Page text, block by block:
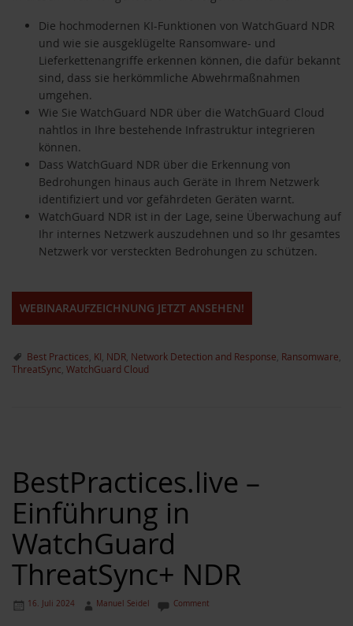
Die hochmodernen KI-Funktionen von WatchGuard NDR
und wie sie ausgeklügelte Ransomware- und
Lieferkettenangriffe erkennen können, die dafür bekannt
sind, dass sie herkömmliche Abwehrmaßnahmen
umgehen.
Wie Sie WatchGuard NDR über die WatchGuard Cloud
nahtlos in Ihre bestehende Infrastruktur integrieren
können.
Dass WatchGuard NDR über die Erkennung von
Bedrohungen hinaus auch Geräte in Ihrem Netzwerk
identifiziert und vor gefährdeten Geräten warnt.
WatchGuard NDR ist in der Lage, seine Überwachung auf
Ihr internes Netzwerk auszudehnen und so Ihr gesamtes
Netzwerk vor versteckten Bedrohungen zu schützen.
WEBINARAUFZEICHNUNG JETZT ANSEHEN!
Best Practices KI NDR Network Detection and Response Ransomware
ThreatSync WatchGuard Cloud
BestPractices.live –
Einführung in
WatchGuard
ThreatSync+ NDR
16. Juli 2024 Manuel Seidel Comment